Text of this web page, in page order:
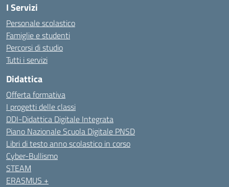
I Servizi
Personale scolastico
Famiglie e studenti
Percorsi di studio
Tutti i servizi
Didattica
Offerta formativa
I progetti delle classi
DDI-Didattica Digitale Integrata
Piano Nazionale Scuola Digitale PNSD
Libri di testo anno scolastico in corso
Cyber-Bullismo
STEAM
ERASMUS +